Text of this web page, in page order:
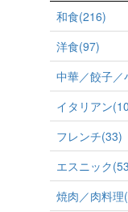
和食(216)
洋食(97)
中華／餃子／
イタリアン
フレンチ(33)
エスニック
焼肉／肉料理